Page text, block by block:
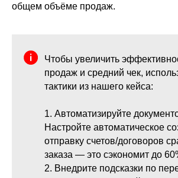
общем объёме продаж.
Чтобы увеличить
продаж и средний чек,
тактики из нашего кейса:
1. Автоматизируйте
Настройте автоматическое
отправку счетов/договоров
заказа — это сэкономит до
2. Внедрите подсказки по